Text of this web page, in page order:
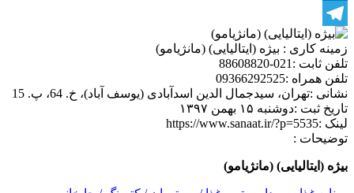
LinkedIn
Telegram
زمینه کاری : بیژه (ایتالیایی) (مانژیامو)
تلفن ثابت :021-88608820
تلفن همراه :09366292525
نشانی :تهران، سیدجمال الدین اسدآبادی (یوسف آباد)، خ. 64، پ. 15
تاریخ ثبت :دوشنبه ۱۵ بهمن ۱۳۹۷
لینک :https://www.sanaat.ir/?p=5535
توضیحات :
بیژه (ایتالیایی) (مانژیامو)